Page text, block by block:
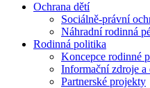
Ochrana dětí
Sociálně-právní
Náhradní rodinná
Rodinná politika
Koncepce rodinné
Informační zdroje a
Partnerské projekty